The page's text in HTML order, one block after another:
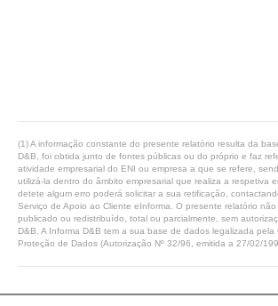
(1) A informação constante do presente relatório resulta da
D&B, foi obtida junto de fontes públicas ou do próprio e faz
atividade empresarial do ENI ou empresa a que se refere,
utilizá-la dentro do âmbito empresarial que realiza a respetiva
detete algum erro poderá solicitar a sua retificação,
Serviço de Apoio ao Cliente eInforma. O presente relatório não
publicado ou redistribuído, total ou parcialmente, sem
D&B. A Informa D&B tem a sua base de dados legalizada pela
Proteção de Dados (Autorização Nº 32/96, emitida a 27/02/